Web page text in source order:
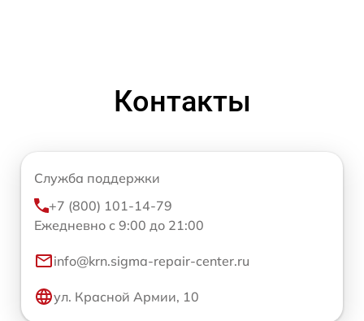
Контакты
Служба поддержки
+7 (800) 101-14-79
Ежедневно с 9:00 до 21:00
info@krn.sigma-repair-center.ru
ул. Красной Армии, 10